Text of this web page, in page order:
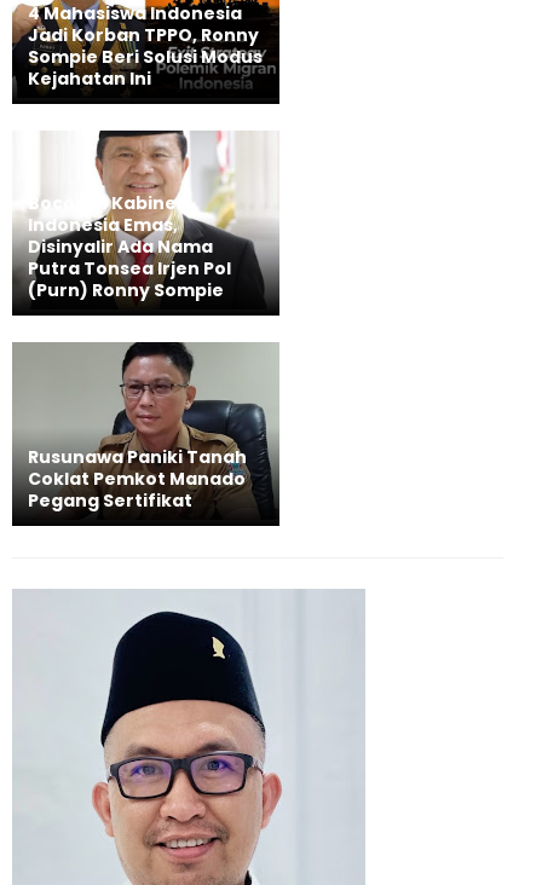
4 Mahasiswa Indonesia
Jadi Korban TPPO, Ronny
Sompie Beri Solusi Modus
Kejahatan Ini
Bocoran Kabinet
Indonesia Emas,
Disinyalir Ada Nama
Putra Tonsea Irjen Pol
(Purn) Ronny Sompie
Rusunawa Paniki Tanah
Coklat Pemkot Manado
Pegang Sertifikat